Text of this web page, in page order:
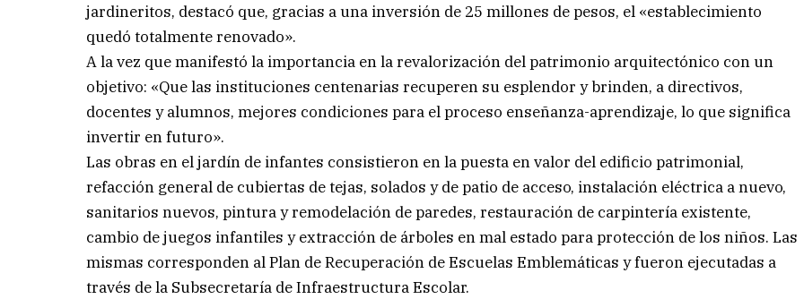
jardineritos, destacó que, gracias a una inversión de 25 millones de pesos, el «establecimiento
quedó totalmente renovado».
A la vez que manifestó la importancia en la revalorización del patrimonio arquitectónico con un
objetivo: «Que las instituciones centenarias recuperen su esplendor y brinden, a directivos,
docentes y alumnos, mejores condiciones para el proceso enseñanza-aprendizaje, lo que significa
invertir en futuro».
Las obras en el jardín de infantes consistieron en la puesta en valor del edificio patrimonial,
refacción general de cubiertas de tejas, solados y de patio de acceso, instalación eléctrica a nuevo,
sanitarios nuevos, pintura y remodelación de paredes, restauración de carpintería existente,
cambio de juegos infantiles y extracción de árboles en mal estado para protección de los niños. Las
mismas corresponden al Plan de Recuperación de Escuelas Emblemáticas y fueron ejecutadas a
través de la Subsecretaría de Infraestructura Escolar.